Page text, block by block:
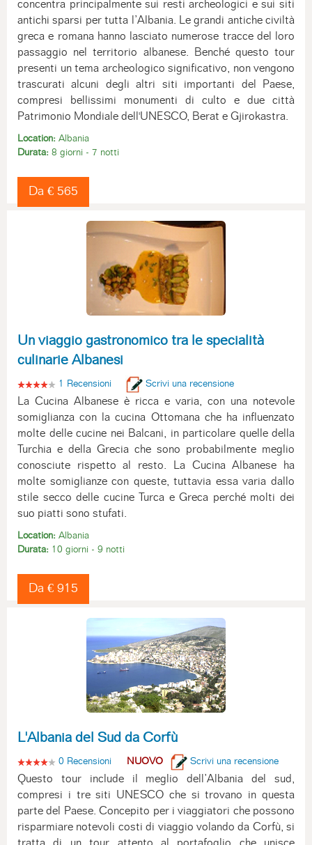
concentra principalmente sui resti archeologici e sui siti
antichi sparsi per tutta l’Albania. Le grandi antiche civiltà
greca e romana hanno lasciato numerose tracce del loro
passaggio nel territorio albanese. Benché questo tour
presenti un tema archeologico significativo, non vengono
trascurati alcuni degli altri siti importanti del Paese,
compresi bellissimi monumenti di culto e due città
Patrimonio Mondiale dell'UNESCO, Berat e Gjirokastra.
Location: Albania
Durata: 8 giorni - 7 notti
Da € 565
Un viaggio gastronomico tra le specialità
culinarie Albanesi
1 Recensioni Scrivi una recensione
La Cucina Albanese è ricca e varia, con una notevole
somiglianza con la cucina Ottomana che ha influenzato
molte delle cucine nei Balcani, in particolare quelle della
Turchia e della Grecia che sono probabilmente meglio
conosciute rispetto al resto. La Cucina Albanese ha
molte somiglianze con queste, tuttavia essa varia dallo
stile secco delle cucine Turca e Greca perché molti dei
suo piatti sono stufati.
Location: Albania
Durata: 10 giorni - 9 notti
Da € 915
L'Albania del Sud da Corfù
0 Recensioni NUOVO Scrivi una recensione
Questo tour include il meglio dell’Albania del sud,
compresi i tre siti UNESCO che si trovano in questa
parte del Paese. Concepito per i viaggiatori che possono
risparmiare notevoli costi di viaggio volando da Corfù, si